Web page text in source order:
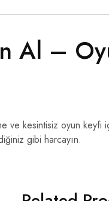
Al –
ve kesintisiz oyun keyfi
gibi harcayın.